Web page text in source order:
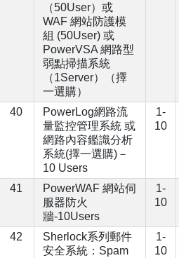
（50User）或
WAF 網站防護模
組 (50User) 或
PowerVSA 網路型
弱點掃描系統
（1Server）（擇
一選購）
40
PowerLog網路流
量監控管理系統 或
網路內容鑑識分析
系統(擇一選購)－
10 Users
1-
10
41
PowerWAF 網站伺
服器防火
牆-10Users
1-
10
42
Sherlock系列郵件
安全系統：Spam
1-
10